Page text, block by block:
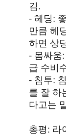
김.
- 헤딩:
만큼 헤
하면 상
- 몸싸움
급 수비
- 침투:
를 잘 하
다고는
총평: 라